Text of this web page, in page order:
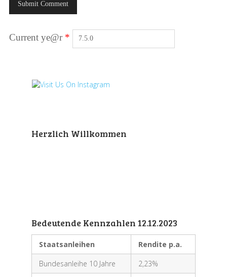
Current ye@r *
Herzlich Willkommen
Bedeutende Kennzahlen 12.12.2023
Staatsanleihen
Rendite p.a.
Bundesanleihe 10 Jahre
2,23%